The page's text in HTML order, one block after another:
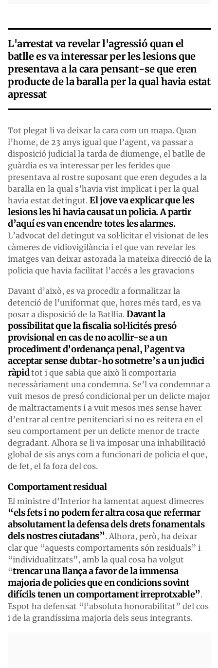
L'arrestat va revelar l'agressió quan el
batlle es va interessar per les lesions que
presentava a la cara pensant-se que eren
producte de la baralla per la qual havia estat
apressat
Tot plegat li va deixar la cara com un mapa. Quan
l’home, de 23 anys igual que l’agent, va passar a
disposició judicial la tarda de diumenge, el batlle de
guàrdia es va interessar per les ferides que
presentava al rostre suposant que eren degudes a la
baralla en la qual s’havia vist implicat i per la qual
havia estat detingut. El jove va explicar que les
lesions les hi havia causat un policia. A partir
d’aquí es van encendre totes les alarmes.
L’advocat del detingut va sol·licitar el visionat de les
càmeres de vidiovigilància i el que van revelar les
imatges van deixar astorada la mateixa direcció de la
policia que havia facilitat l’accés a les gravacions
Davant d’això, es va procedir a formalitzar la
detenció de l’uniformat que, hores més tard, es va
posar a disposició de la Batllia. Davant la
possibilitat que la fiscalia sol·licités presó
provisional en cas de no acollir-se a un
procediment d’ordenança penal, l’agent va
acceptar sense dubtar-ho sotmetre’s a un judici
ràpidtot i que sabia que això li comportaria
necessàriament una condemna. Se’l va condemnar a
vuit mesos de presó condicional per un delicte major
de maltractaments i a vuit mesos mes sense haver
d’entrar al centre penitenciari si no es reitera en el
seu comportament per un delicte menor de tracte
degradant. Alhora se li va imposar una inhabilitació
global de sis anys com a funcionari de policia el que,
de fet, el fa fora del cos.
Comportament residual
El ministre d’Interior ha lamentat aquest dimecres
“els fets i no podem fer altra cosa que refermar
absolutament la defensa dels drets fonamentals
dels nostres ciutadans”. Alhora, però, ha deixar
clar que “aquests comportaments són residuals” i
“individualitzats”, amb la qual cosa ha volgut
“trencar una llança a favor de la immensa
majoria de policies que en condicions sovint
difícils tenen un comportament irreprotxable”.
Espot ha defensat “l’absoluta honorabilitat” del cos
i de la grandíssima majoria dels seus integrants.